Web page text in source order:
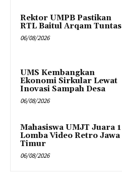
Rektor UMPB Pastikan
RTL Baitul Arqam Tuntas
06/08/2026
UMS Kembangkan
Ekonomi Sirkular Lewat
Inovasi Sampah Desa
06/08/2026
Mahasiswa UMJT Juara 1
Lomba Video Retro Jawa
Timur
06/08/2026